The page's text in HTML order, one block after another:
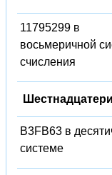
11795299 в
восьмеричной
счисления
B3FB63 в
системе